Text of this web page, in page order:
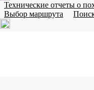
Технические отчеты о
Выбор маршрута